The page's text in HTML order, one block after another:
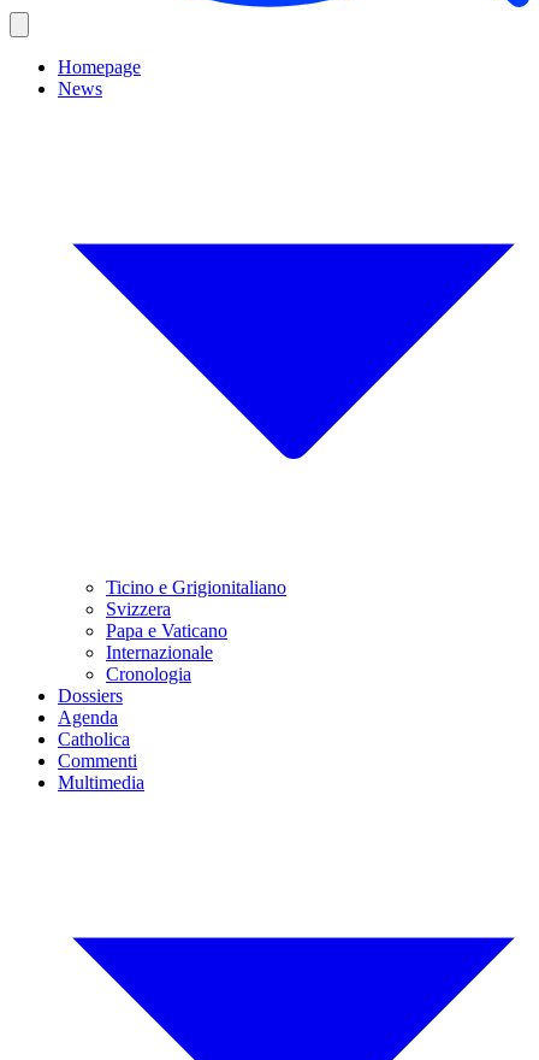
Homepage
News
Ticino e Grigionitaliano
Svizzera
Papa e Vaticano
Internazionale
Cronologia
Dossiers
Agenda
Catholica
Commenti
Multimedia